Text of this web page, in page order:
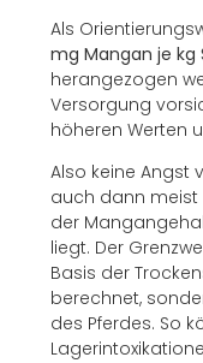
Als
mg Mangan je kg
herangezogen
Versorgung
höheren Werten
Also keine Angst
auch dann meist
der
liegt. Der
Basis der
berechnet,
des Pferdes. So